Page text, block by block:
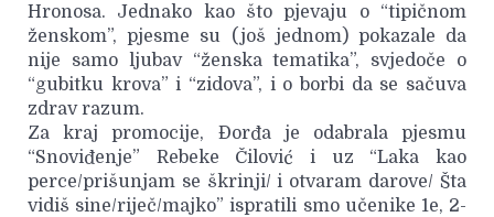
Hronosa. Jednako kao što pjevaju o “tipičnom
ženskom”, pjesme su (još jednom) pokazale da
nije samo ljubav “ženska tematika”, svjedoče o
“gubitku krova” i “zidova”, i o borbi da se sačuva
zdrav razum.
Za kraj promocije, Đorđa je odabrala pjesmu
“Snoviđenje” Rebeke Čilović i uz “Laka kao
perce/prišunjam se škrinji/ i otvaram darove/ Šta
vidiš sine/riječ/majko” ispratili smo učenike 1e, 2-